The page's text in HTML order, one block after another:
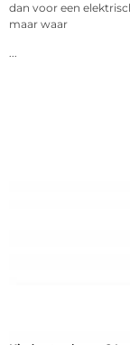
dan voor een
maar waar
...